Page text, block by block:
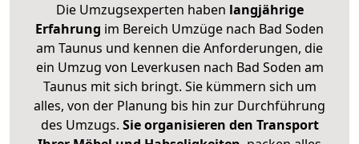
Die Umzugsexperten haben langjährige
Erfahrung im Bereich Umzüge nach Bad Soden
am Taunus und kennen die Anforderungen, die
ein Umzug von Leverkusen nach Bad Soden am
Taunus mit sich bringt. Sie kümmern sich um
alles, von der Planung bis hin zur Durchführung
des Umzugs. Sie organisieren den Transport